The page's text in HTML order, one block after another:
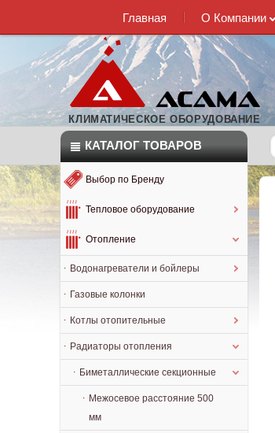
Главная О Компании
КЛИМАТИЧЕСКОЕ ОБОРУДОВАНИЕ
КАТАЛОГ ТОВАРОВ
Выбор по Бренду
Тепловое оборудование
Отопление
Водонагреватели и бойлеры
Газовые колонки
Котлы отопительные
Радиаторы отопления
Биметаллические секционные
Межосевое расстояние 500
мм